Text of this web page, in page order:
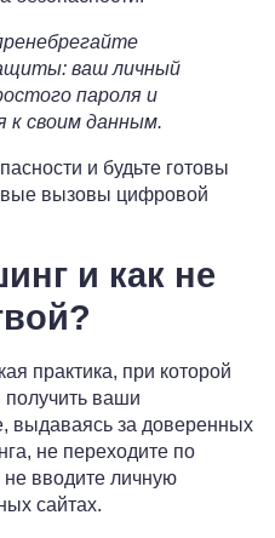
ваш личный
пароля и
к своим данным.
и будьте готовы
вызовы цифровой
и как не
практика, при которой
ваши
выдаваясь за доверенных
не переходите по
вводите личную
сайтах.